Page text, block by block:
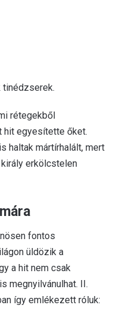
rétegekből
hit egyesítette őket.
haltak mártírhalált, mert
erkölcstelen
fontos
üldözik a
a hit nem csak
megnyilvánulhat. II.
így emlékezett róluk: